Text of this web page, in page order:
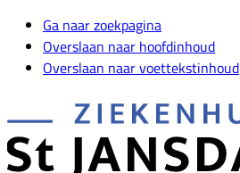
Ga naar zoekpagina
Overslaan naar hoofdinhoud
Overslaan naar voettekstinhoud